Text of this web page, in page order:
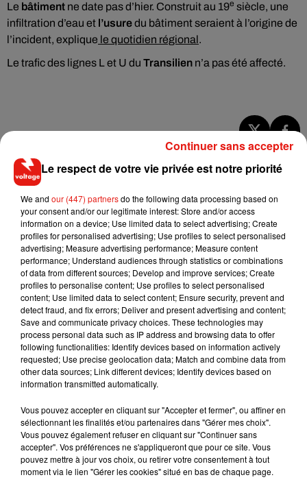
Le bâtiment ne date pas d’hier. Construit au 19e siècle, une
infiltration d’eau et l’usuredu bâtiment seraient à l’origine de
l’incident, explique le quotidien régional.
Le trafic des lignes L et U du Transilien n’a pas été affecté.
Musique
7 août 2026
RÜFÜS DU SOL annonce un nouvel
album après sa tournée mondiale
7 août 2026
Angèle et Amélie Lens dévoilent leur
collaboration tant attendue
6 août 2026
Il y a 10 ans, DJ Snake changeait de
Fred again.. et Latin Mafia dévoilent enfin
Le respect de votre vie privée est notre priorité
We and our (447) partnersdo the following data processing based on
your consent and/or our legitimate interest: Store and/or access
information on a device; Use limited data to select advertising; Create
profiles for personalised advertising; Use profiles to select personalised
advertising; Measure advertising performance; Measure content
performance; Understand audiences through statistics or combinations
of data from different sources; Develop and improve services; Create
profiles to personalise content; Use profiles to select personalised
content; Use limited data to select content; Ensure security, prevent and
detect fraud, and fix errors; Deliver and present advertising and content;
Save and communicate privacy choices. These technologies may
process personal data such as IP address and browsing data to offer
following functionalities: Identify devices based on information actively
requested; Use precise geolocation data; Match and combine data from
other data sources; Link different devices; Identify devices based on
information transmitted automatically.
Vous pouvez accepter en cliquant sur "Accepter et fermer", ou affiner en
sélectionnant les finalités et/ou partenaires dans "Gérer mes choix".
Vous pouvez également refuser en cliquant sur "Continuer sans
accepter". Vos préférences ne s'appliqueront que pour ce site. Vous
pouvez mettre à jour vos choix, ou retirer votre consentement à tout
moment via le lien "Gérer les cookies" situé en bas de chaque page.
Continuer sans accepter